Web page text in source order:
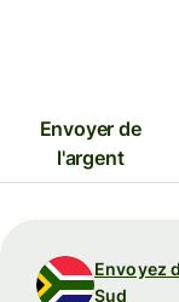
Envoyer de
l'argent
Envoyez
Sud